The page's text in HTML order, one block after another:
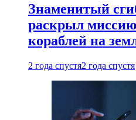
Знаменитый
раскрыл
кораблей на
2 года спустя2 года спустя